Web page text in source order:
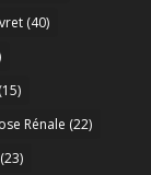
(40)
Rénale (22)
(23)